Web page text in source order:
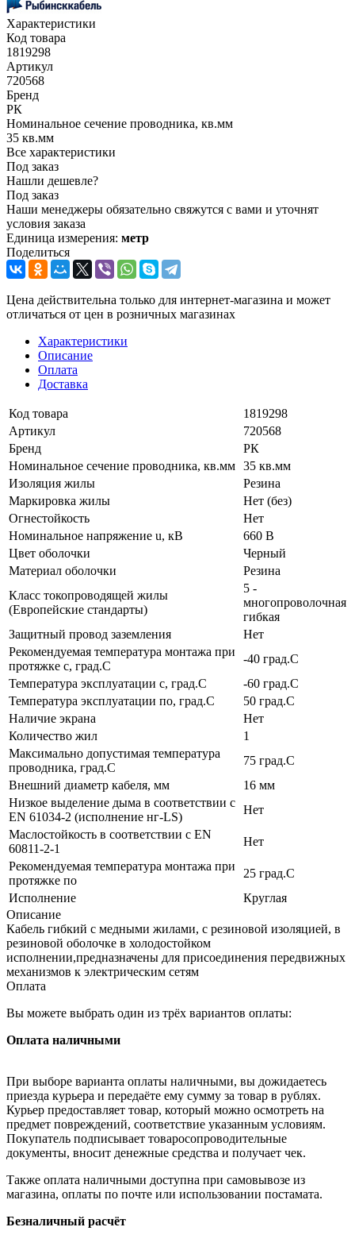
Характеристики
Код товара
1819298
Артикул
720568
Бренд
РК
Номинальное сечение проводника, кв.мм
35 кв.мм
Все характеристики
Под заказ
Нашли дешевле?
Под заказ
Наши менеджеры обязательно свяжутся с вами и уточнят
условия заказа
Единица измерения: метр
Поделиться
Цена действительна только для интернет-магазина и может
отличаться от цен в розничных магазинах
Характеристики
Описание
Оплата
Доставка
Код товара
1819298
Артикул
720568
Бренд
РК
Номинальное сечение проводника, кв.мм 35 кв.мм
Изоляция жилы
Резина
Маркировка жилы
Нет (без)
Огнестойкость
Нет
Номинальное напряжение u, кВ
660 В
Цвет оболочки
Черный
Материал оболочки
Резина
Класс токопроводящей жилы
(Европейские стандарты)
5 -
многопроволочная
гибкая
Защитный провод заземления
Нет
Рекомендуемая температура монтажа при
протяжке с, град.C
-40 град.C
Температура эксплуатации с, град.C
-60 град.C
Температура эксплуатации по, град.C
50 град.C
Наличие экрана
Нет
Количество жил
1
Максимально допустимая температура
проводника, град.C
75 град.C
Внешний диаметр кабеля, мм
16 мм
Низкое выделение дыма в соответствии с
EN 61034-2 (исполнение нг-LS)
Нет
Маслостойкость в соответствии с EN
60811-2-1
Нет
Рекомендуемая температура монтажа при
протяжке по
25 град.C
Исполнение
Круглая
Описание
Кабель гибкий с медными жилами, с резиновой изоляцией, в
резиновой оболочке в холодостойком
исполнении,предназначены для присоединения передвижных
механизмов к электрическим сетям
Оплата
Вы можете выбрать один из трёх вариантов оплаты:
Оплата наличными
При выборе варианта оплаты наличными, вы дожидаетесь
приезда курьера и передаёте ему сумму за товар в рублях.
Курьер предоставляет товар, который можно осмотреть на
предмет повреждений, соответствие указанным условиям.
Покупатель подписывает товаросопроводительные
документы, вносит денежные средства и получает чек.
Также оплата наличными доступна при самовывозе из
магазина, оплаты по почте или использовании постамата.
Безналичный расчёт